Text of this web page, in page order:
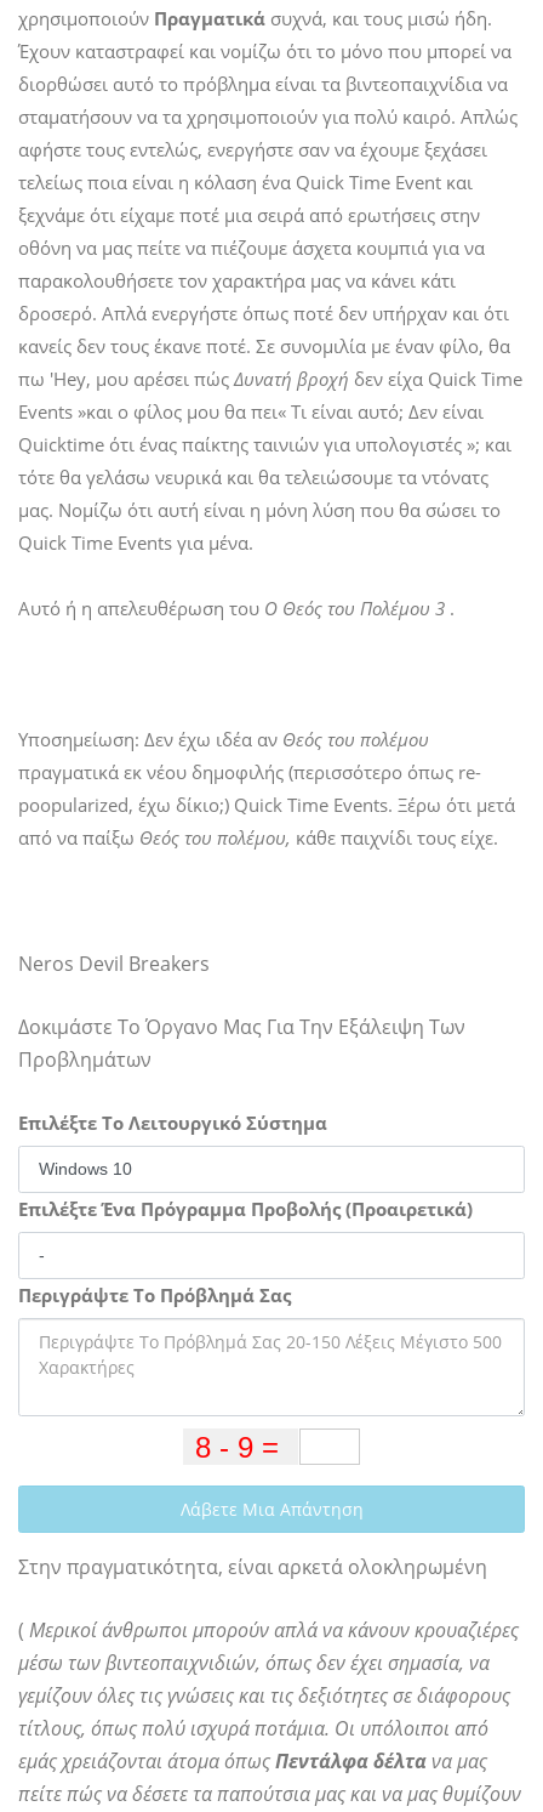
χρησιμοποιούν Πραγματικά συχνά, και τους μισώ ήδη.
Έχουν καταστραφεί και νομίζω ότι το μόνο που μπορεί να
διορθώσει αυτό το πρόβλημα είναι τα βιντεοπαιχνίδια να
σταματήσουν να τα χρησιμοποιούν για πολύ καιρό. Απλώς
αφήστε τους εντελώς, ενεργήστε σαν να έχουμε ξεχάσει
τελείως ποια είναι η κόλαση ένα Quick Time Event και
ξεχνάμε ότι είχαμε ποτέ μια σειρά από ερωτήσεις στην
οθόνη να μας πείτε να πιέζουμε άσχετα κουμπιά για να
παρακολουθήσετε τον χαρακτήρα μας να κάνει κάτι
δροσερό. Απλά ενεργήστε όπως ποτέ δεν υπήρχαν και ότι
κανείς δεν τους έκανε ποτέ. Σε συνομιλία με έναν φίλο, θα
πω 'Hey, μου αρέσει πώςΔυνατή βροχή δεν είχα Quick Time
Events »και ο φίλος μου θα πει« Τι είναι αυτό; Δεν είναι
Quicktime ότι ένας παίκτης ταινιών για υπολογιστές »; και
τότε θα γελάσω νευρικά και θα τελειώσουμε τα ντόνατς
μας. Νομίζω ότι αυτή είναι η μόνη λύση που θα σώσει το
Quick Time Events για μένα.
Αυτό ή η απελευθέρωση του Ο Θεός του Πολέμου 3 .
Υποσημείωση: Δεν έχω ιδέα αν Θεός του πολέμου
πραγματικά εκ νέου δημοφιλής (περισσότερο όπως re-
poopularized, έχω δίκιο;) Quick Time Events. Ξέρω ότι μετά
από να παίξω Θεός του πολέμου, κάθε παιχνίδι τους είχε.
Neros Devil Breakers
Δοκιμάστε Το Όργανο Μας Για Την Εξάλειψη Των
Προβλημάτων
Επιλέξτε Το Λειτουργικό Σύστημα
Επιλέξτε Ένα Πρόγραμμα Προβολής (Προαιρετικά)
Περιγράψτε Το Πρόβλημά Σας
Λάβετε Μια Απάντηση
Στην πραγματικότητα, είναι αρκετά ολοκληρωμένη
( Μερικοί άνθρωποι μπορούν απλά να κάνουν κρουαζιέρες
μέσω των βιντεοπαιχνιδιών, όπως δεν έχει σημασία, να
γεμίζουν όλες τις γνώσεις και τις δεξιότητες σε διάφορους
τίτλους, όπως πολύ ισχυρά ποτάμια. Οι υπόλοιποι από
εμάς χρειάζονται άτομα όπωςΠεντάλφα δέλτανα μας
πείτε πώς να δέσετε τα παπούτσια μας και να μας θυμίζουν